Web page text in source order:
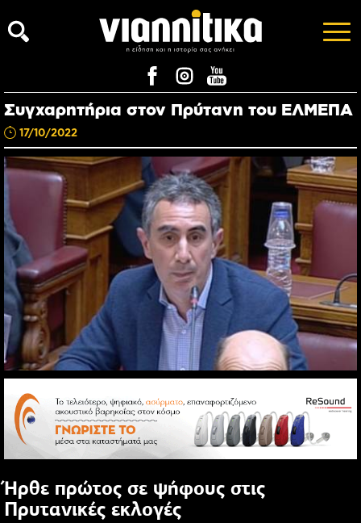
Συγχαρητήρια στον Πρύτανη του ΕΛΜΕΠΑ
17/10/2022
Ήρθε πρώτος σε ψήφους στις
Πρυτανικές εκλογές